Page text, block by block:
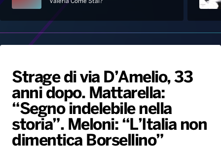
Palinsesto
Hit Dance
Giochi&Concorsi
PALATOUR
Notizie
Locali
Musica e Spettacolo
Sport
Radio Norba Consiglia
Playlist
Generale
Novità
Notiziario
Interviste
Oroscopo
Gallery
Radio Norba News TV
Voce al Bari
Battiti Live 2026
Valeria Come Stai?
Strage di via D’Amelio, 33
anni dopo. Mattarella:
“Segno indelebile nella
storia”. Meloni: “L’Italia non
dimentica Borsellino”